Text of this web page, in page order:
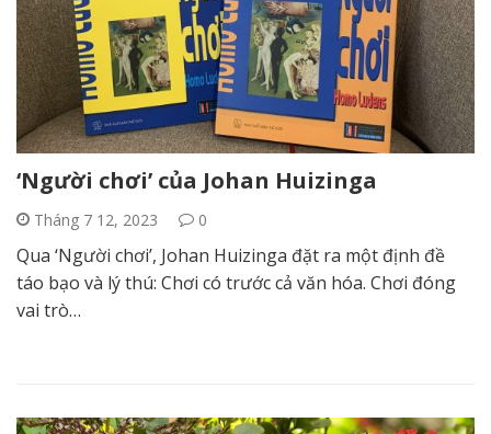
‘Người chơi’ của Johan Huizinga
Tháng 7 12, 2023 0
Qua ‘Người chơi’, Johan Huizinga đặt ra một định đề
táo bạo và lý thú: Chơi có trước cả văn hóa. Chơi đóng
vai trò…